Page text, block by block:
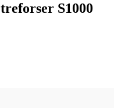
treforser S1000